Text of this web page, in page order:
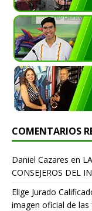
COMENTARIOS
Daniel Cazares en
CONSEJEROS DEL
Elige Jurado
imagen oficial de las